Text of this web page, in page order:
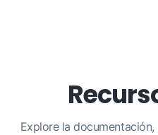
Explore la